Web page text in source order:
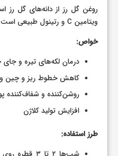
روغن گل رز از دانه‌های گل رز
ویتامین C و رتینول طبیعی است.
خواص:
درمان لکه‌های تیره و
کاهش خطوط ریز و چین
روشن‌کننده و شفاف‌کننده
افزایش تولید کلاژن
طرز استفاده: